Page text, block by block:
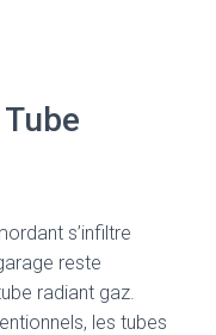
s’infiltre
reste
radiant gaz.
les tubes